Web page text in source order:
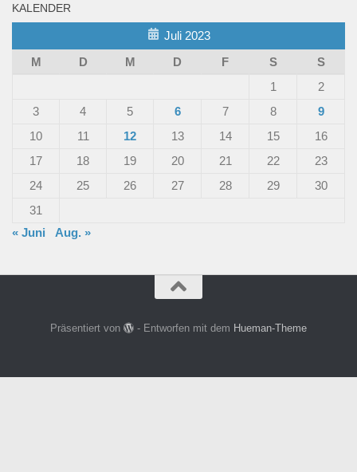
KALENDER
Juli 2023
M
D M D F S
S
1
2
3
4 5 6 7 8
9
10
11 12 13 14 15
16
17
18 19 20 21 22
23
24
25 26 27 28 29
30
31
« Juni
Aug. »
Präsentiert von - Entworfen mit dem Hueman-Theme